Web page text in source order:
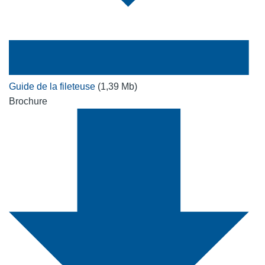
Guide de la fileteuse (1,39 Mb)
Brochure